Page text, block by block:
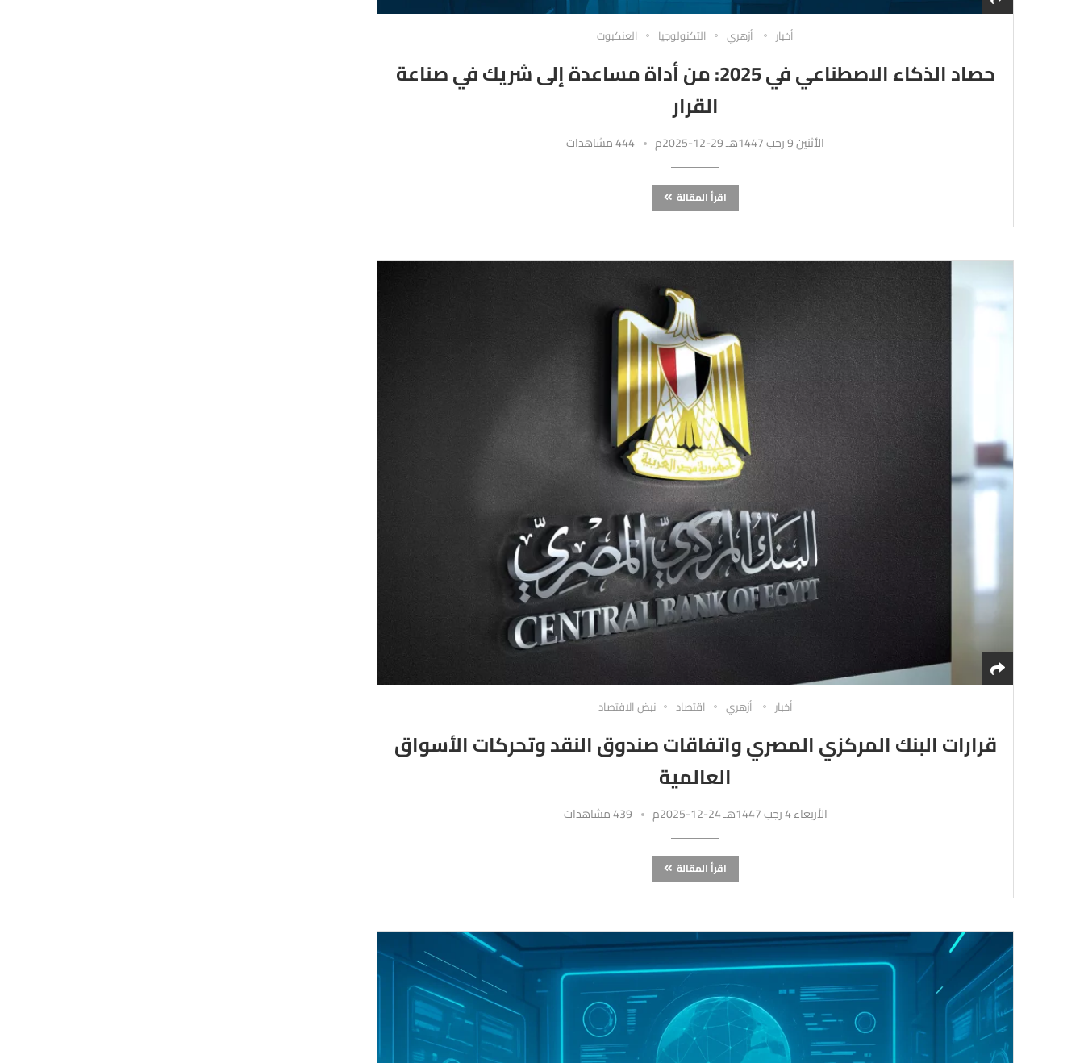
أخبار أزهري التكنولوجيا العنكبوت
حصاد الذكاء الاصطناعي في 2025: من أداة مساعدة إلى شريك في صناعة
القرار
الأثنين 9 رجب 1447هـ 29-12-2025م 444 مشاهدات
اقرأ المقالة
أخبار أزهري اقتصاد نبض الاقتصاد
قرارات البنك المركزي المصري واتفاقات صندوق النقد وتحركات الأسواق
العالمية
الأربعاء 4 رجب 1447هـ 24-12-2025م 439 مشاهدات
اقرأ المقالة